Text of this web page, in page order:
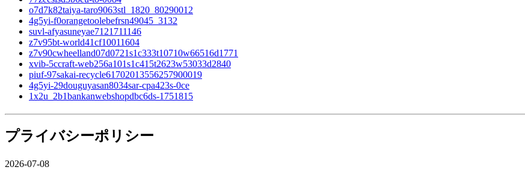
o7d7k82taiya-taro9063stl_1820_80290012
4g5yi-f0orangetoolebefrsn49045_3132
suvl-afyasuneyae7121711146
z7v95bt-world41cf10011604
z7v90cwheelland07d0721s1c333t10710w66516d1771
xvib-5ccraft-web256a101s1c415t2623w53033d2840
piuf-97sakai-recycle61702013556257900019
4g5yi-29douguyasan8034sar-cpa423s-0ce
1x2u_2b1bankanwebshopdbc6ds-1751815
プライバシーポリシー
2026-07-08